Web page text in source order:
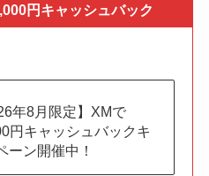
円キャッシュバック
年8月限定】XMで
円キャッシュバックキ
ーン開催中！